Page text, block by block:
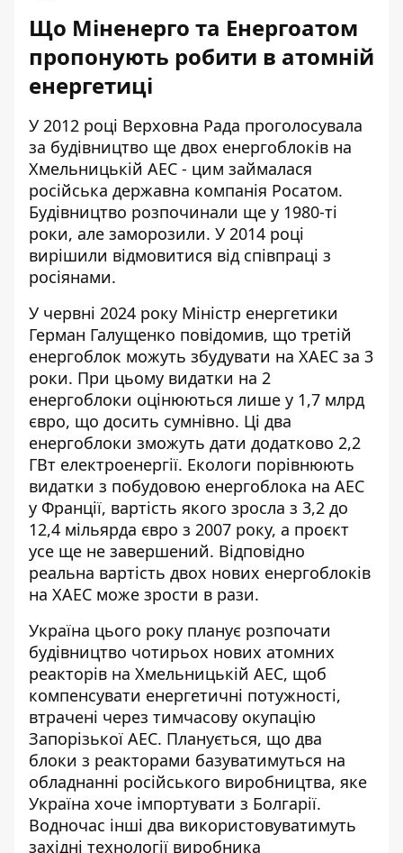
Що Міненерго та Енергоатом
пропонують робити в атомній
енергетиці
У 2012 році Верховна Рада проголосувала
за будівництво ще двох енергоблоків на
Хмельницькій АЕС - цим займалася
російська державна компанія Росатом.
Будівництво розпочинали ще у 1980-ті
роки, але заморозили. У 2014 році
вирішили відмовитися від співпраці з
росіянами.
У червні 2024 року Міністр енергетики
Герман Галущенко повідомив, що третій
енергоблок можуть збудувати на ХАЕС за 3
роки. При цьому видатки на 2
енергоблоки оцінюються лише у 1,7 млрд
євро, що досить сумнівно. Ці два
енергоблоки зможуть дати додатково 2,2
ГВт електроенергії. Екологи порівнюють
видатки з побудовою енергоблока на АЕС
у Франції, вартість якого зросла з 3,2 до
12,4 мільярда євро з 2007 року, а проєкт
усе ще не завершений. Відповідно
реальна вартість двох нових енергоблоків
на ХАЕС може зрости в рази.
Україна цього року планує розпочати
будівництво чотирьох нових атомних
реакторів на Хмельницькій АЕС, щоб
компенсувати енергетичні потужності,
втрачені через тимчасову окупацію
Запорізької АЕС. Планується, що два
блоки з реакторами базуватимуться на
обладнанні російського виробництва, яке
Україна хоче імпортувати з Болгарії.
Водночас інші два використовуватимуть
західні технології виробника